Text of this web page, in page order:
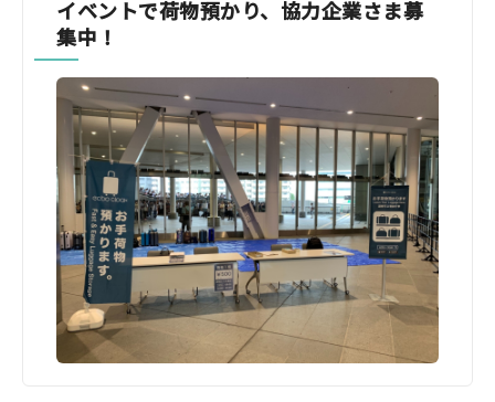
イベントで荷物預かり、協力企業さま募
集中！